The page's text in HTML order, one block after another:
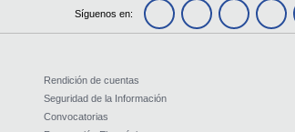
Síguenos en:
Rendición de cuentas
Seguridad de la Información
Convocatorias